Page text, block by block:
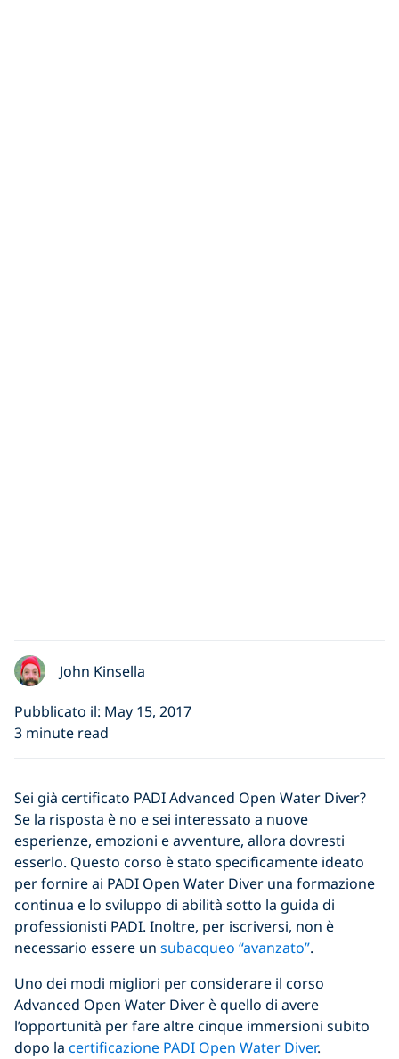
John Kinsella
Pubblicato il: May 15, 2017
3 minute read
Sei già certificato PADI Advanced Open Water Diver?
Se la risposta è no e sei interessato a nuove
esperienze, emozioni e avventure, allora dovresti
esserlo. Questo corso è stato specificamente ideato
per fornire ai PADI Open Water Diver una formazione
continua e lo sviluppo di abilità sotto la guida di
professionisti PADI. Inoltre, per iscriversi, non è
necessario essere un subacqueo “avanzato”.
Uno dei modi migliori per considerare il corso
Advanced Open Water Diver è quello di avere
l’opportunità per fare altre cinque immersioni subito
dopo la certificazione PADI Open Water Diver.